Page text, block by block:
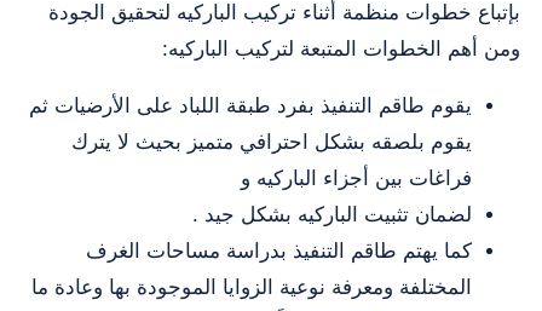
بإتباع خطوات منظمة أثناء تركيب الباركيه لتحقيق الجودة
ومن أهم الخطوات المتبعة لتركيب الباركيه:
يقوم طاقم التنفيذ بفرد طبقة اللباد على الأرضيات ثم
يقوم بلصقه بشكل احترافي متميز بحيث لا يترك
فراغات بين أجزاء الباركيه و
لضمان تثبيت الباركيه بشكل جيد .
كما يهتم طاقم التنفيذ بدراسة مساحات الغرف
المختلفة ومعرفة نوعية الزوايا الموجودة بها وعادة ما